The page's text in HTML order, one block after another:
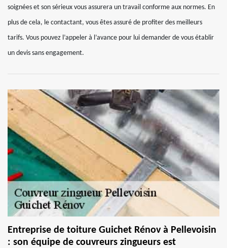
soignées et son sérieux vous assurera un travail conforme aux normes. En
plus de cela, le contactant, vous êtes assuré de profiter des meilleurs
tarifs. Vous pouvez l’appeler à l’avance pour lui demander de vous établir
un devis sans engagement.
Entreprise de toiture Guichet Rénov à Pellevoisin
: son équipe de couvreurs zingueurs est